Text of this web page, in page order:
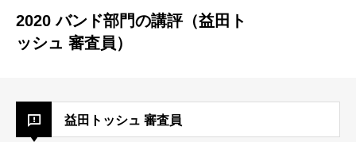
2020 バンド部門の講評（益田ト
ッシュ 審査員）
益田トッシュ 審査員